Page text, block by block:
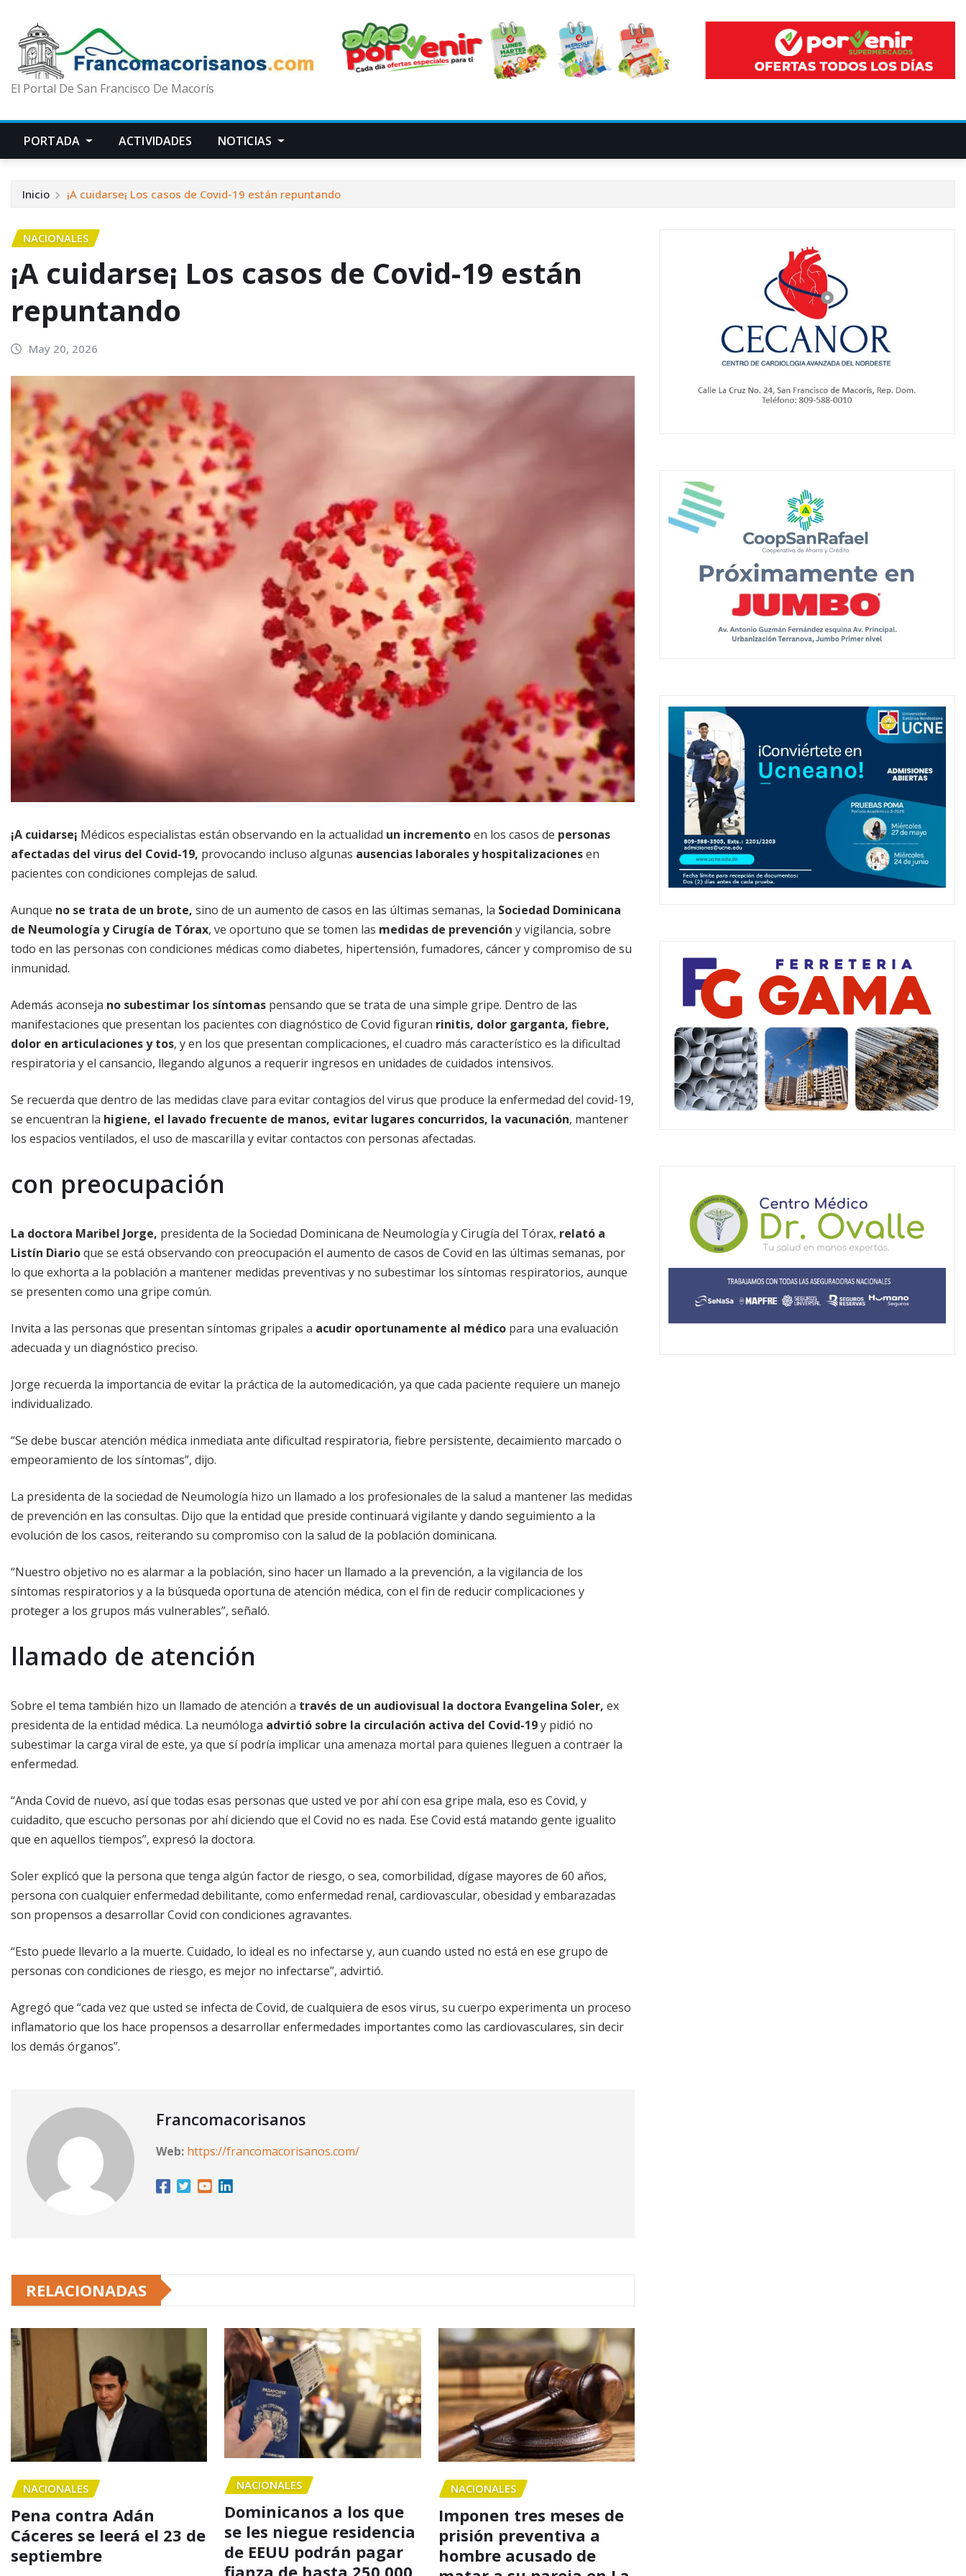
El Portal De San Francisco De Macorís
PORTADA ACTIVIDADES NOTICIAS
Inicio ¡A cuidarse¡ Los casos de Covid-19 están repuntando
NACIONALES
¡A cuidarse¡ Los casos de Covid-19 están
repuntando
May 20, 2026
¡A cuidarse¡ Médicos especialistas están observando en la actualidad un incrementoen los casos de personas
afectadas del virus del Covid-19, provocando incluso algunas ausencias laborales y hospitalizacionesen
pacientes con condiciones complejas de salud.
Aunque no se trata de un brote, sino de un aumento de casos en las últimas semanas, la Sociedad Dominicana
de Neumología y Cirugía de Tórax, ve oportuno que se tomen las medidas de prevención y vigilancia, sobre
todo en las personas con condiciones médicas como diabetes, hipertensión, fumadores, cáncer y compromiso de su
inmunidad.
Además aconseja no subestimar los síntomas pensando que se trata de una simple gripe. Dentro de las
manifestaciones que presentan los pacientes con diagnóstico de Covid figuran rinitis, dolor garganta, fiebre,
dolor en articulaciones y tos, y en los que presentan complicaciones, el cuadro más característico es la dificultad
respiratoria y el cansancio, llegando algunos a requerir ingresos en unidades de cuidados intensivos.
Se recuerda que dentro de las medidas clave para evitar contagios del virus que produce la enfermedad del covid-19,
se encuentran la higiene, el lavado frecuente de manos, evitar lugares concurridos, la vacunación, mantener
los espacios ventilados, el uso de mascarilla y evitar contactos con personas afectadas.
con preocupación
La doctora Maribel Jorge, presidenta de la Sociedad Dominicana de Neumología y Cirugía del Tórax, relató a
Listín Diarioque se está observando con preocupación el aumento de casos de Covid en las últimas semanas, por
lo que exhorta a la población a mantener medidas preventivas y no subestimar los síntomas respiratorios, aunque
se presenten como una gripe común.
Invita a las personas que presentan síntomas gripales a acudir oportunamente al médico para una evaluación
adecuada y un diagnóstico preciso.
Jorge recuerda la importancia de evitar la práctica de la automedicación, ya que cada paciente requiere un manejo
individualizado.
“Se debe buscar atención médica inmediata ante dificultad respiratoria, fiebre persistente, decaimiento marcado o
empeoramiento de los síntomas”, dijo.
La presidenta de la sociedad de Neumología hizo un llamado a los profesionales de la salud a mantener las medidas
de prevención en las consultas. Dijo que la entidad que preside continuará vigilante y dando seguimiento a la
evolución de los casos, reiterando su compromiso con la salud de la población dominicana.
“Nuestro objetivo no es alarmar a la población, sino hacer un llamado a la prevención, a la vigilancia de los
síntomas respiratorios y a la búsqueda oportuna de atención médica, con el fin de reducir complicaciones y
proteger a los grupos más vulnerables”, señaló.
llamado de atención
Sobre el tema también hizo un llamado de atención a través de un audiovisual la doctora Evangelina Soler, ex
presidenta de la entidad médica. La neumóloga advirtió sobre la circulación activa del Covid-19y pidió no
subestimar la carga viral de este, ya que sí podría implicar una amenaza mortal para quienes lleguen a contraer la
enfermedad.
“Anda Covid de nuevo, así que todas esas personas que usted ve por ahí con esa gripe mala, eso es Covid, y
cuidadito, que escucho personas por ahí diciendo que el Covid no es nada. Ese Covid está matando gente igualito
que en aquellos tiempos”, expresó la doctora.
Soler explicó que la persona que tenga algún factor de riesgo, o sea, comorbilidad, dígase mayores de 60 años,
persona con cualquier enfermedad debilitante, como enfermedad renal, cardiovascular, obesidad y embarazadas
son propensos a desarrollar Covid con condiciones agravantes.
“Esto puede llevarlo a la muerte. Cuidado, lo ideal es no infectarse y, aun cuando usted no está en ese grupo de
personas con condiciones de riesgo, es mejor no infectarse”, advirtió.
Agregó que “cada vez que usted se infecta de Covid, de cualquiera de esos virus, su cuerpo experimenta un proceso
inflamatorio que los hace propensos a desarrollar enfermedades importantes como las cardiovasculares, sin decir
los demás órganos”.
Francomacorisanos
Web: https://francomacorisanos.com/
RELACIONADAS
NACIONALES
Pena contra Adán
Cáceres se leerá el 23 de
septiembre
NACIONALES
Dominicanos a los que
se les niegue residencia
de EEUU podrán pagar
NACIONALES
Imponen tres meses de
prisión preventiva a
hombre acusado de